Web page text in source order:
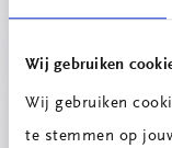
Wij gebruiken
Wij gebruiken
te stemmen op